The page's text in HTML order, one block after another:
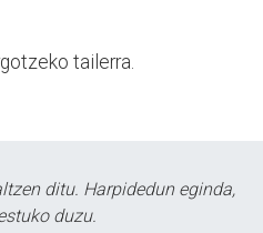
tailerra.
ditu. Harpidedun eginda,
duzu.